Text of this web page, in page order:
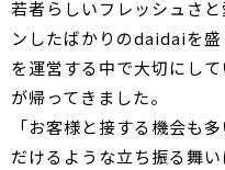
若者らしいフレッシュさ
ンしたばかりのdaidaiを
を運営する中で大切にし
が帰ってきました。
「お客様と接する機会も
だけるような立ち振る舞